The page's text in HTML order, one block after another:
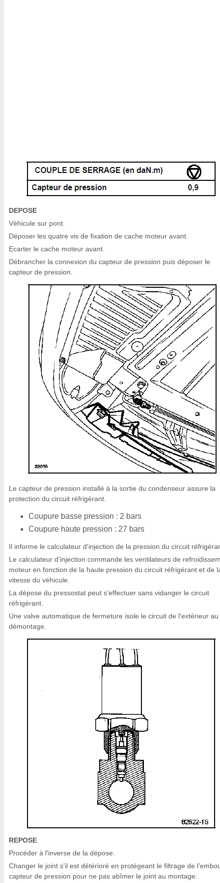
DEPOSE
Véhicule sur pont.
Déposer les quatre vis de fixation de cache moteur avant.
Ecarter le cache moteur avant.
Débrancher la connexion du capteur de pression puis déposer le
capteur de pression.
Le capteur de pression installé à la sortie du condenseur assure la
protection du circuit réfrigérant.
Coupure basse pression : 2 bars
Coupure haute pression : 27 bars
Il informe le calculateur d'injection de la pression du circuit
Le calculateur d'injection commande les ventilateurs de
moteur en fonction de la haute pression du circuit réfrigérant et de
vitesse du véhicule.
La dépose du pressostat peut s'effectuer sans vidanger le circuit
réfrigérant.
Une valve automatique de fermeture isole le circuit de l'extérieur au
démontage.
REPOSE
Procéder à l'inverse de la dépose.
Changer le joint s'il est détérioré en protégeant le filtrage de
capteur de pression pour ne pas abîmer le joint au montage.